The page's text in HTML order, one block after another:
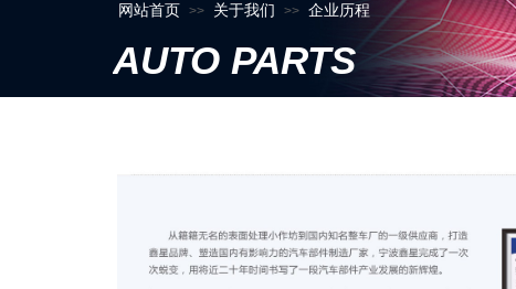
网站首页 >> 关于我们 >> 企业历程
AUTO PARTS